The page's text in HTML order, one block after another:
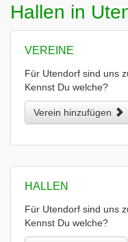
Hallen in
VEREINE
Für Utendorf sind uns
Kennst Du welche?
Verein hinzufügen
HALLEN
Für Utendorf sind uns
Kennst Du welche?